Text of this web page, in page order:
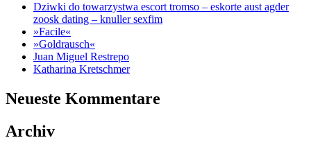
Dziwki do towarzystwa escort tromso – eskorte aust agder
zoosk dating – knuller sexfim
»Facile«
»Goldrausch«
Juan Miguel Restrepo
Katharina Kretschmer
Neueste Kommentare
Archiv